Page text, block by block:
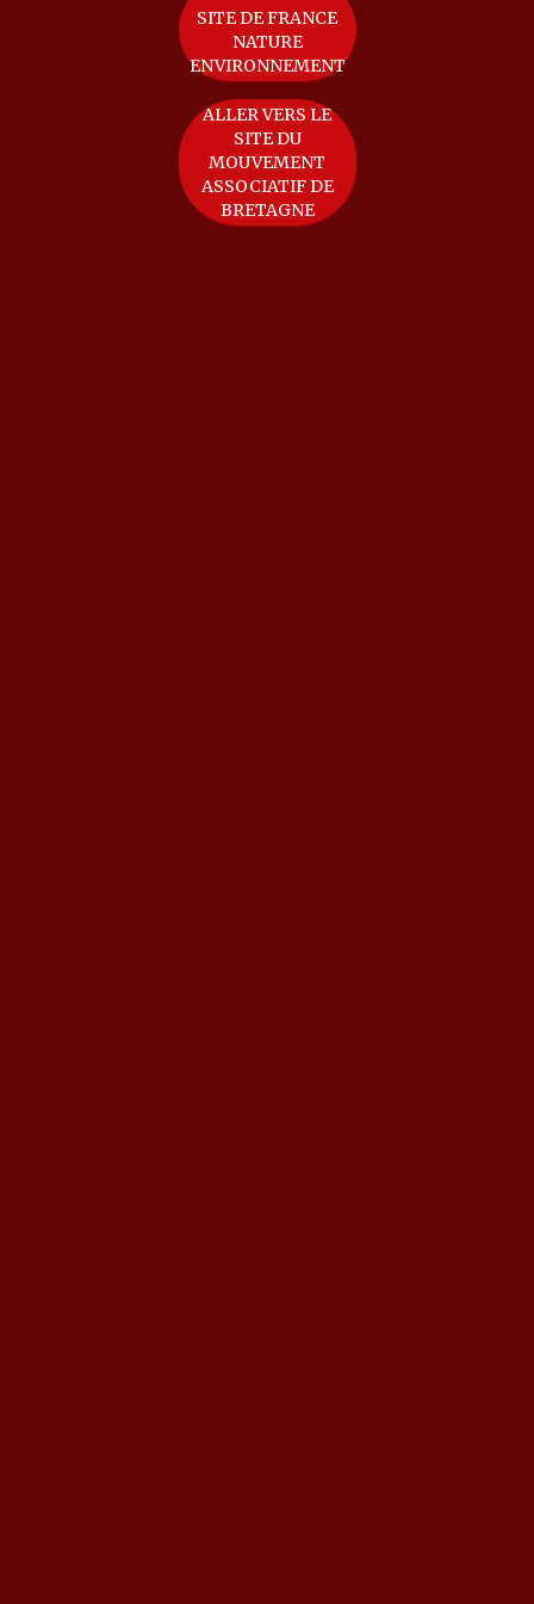
SITE DE FRANCE
NATURE
ENVIRONNEMENT
ALLER VERS LE
SITE DU
MOUVEMENT
ASSOCIATIF DE
BRETAGNE